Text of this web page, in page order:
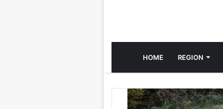
HOME REGION